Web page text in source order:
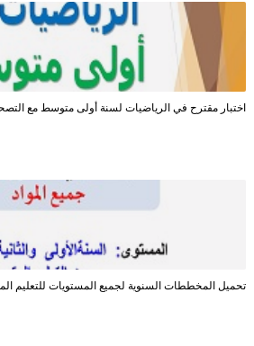
اختبار مقترح في الرياضيات لسنة أولى متوسط مع التصحيح
تحميل المخططات السنوية لجميع المستويات للتعليم المتوسط